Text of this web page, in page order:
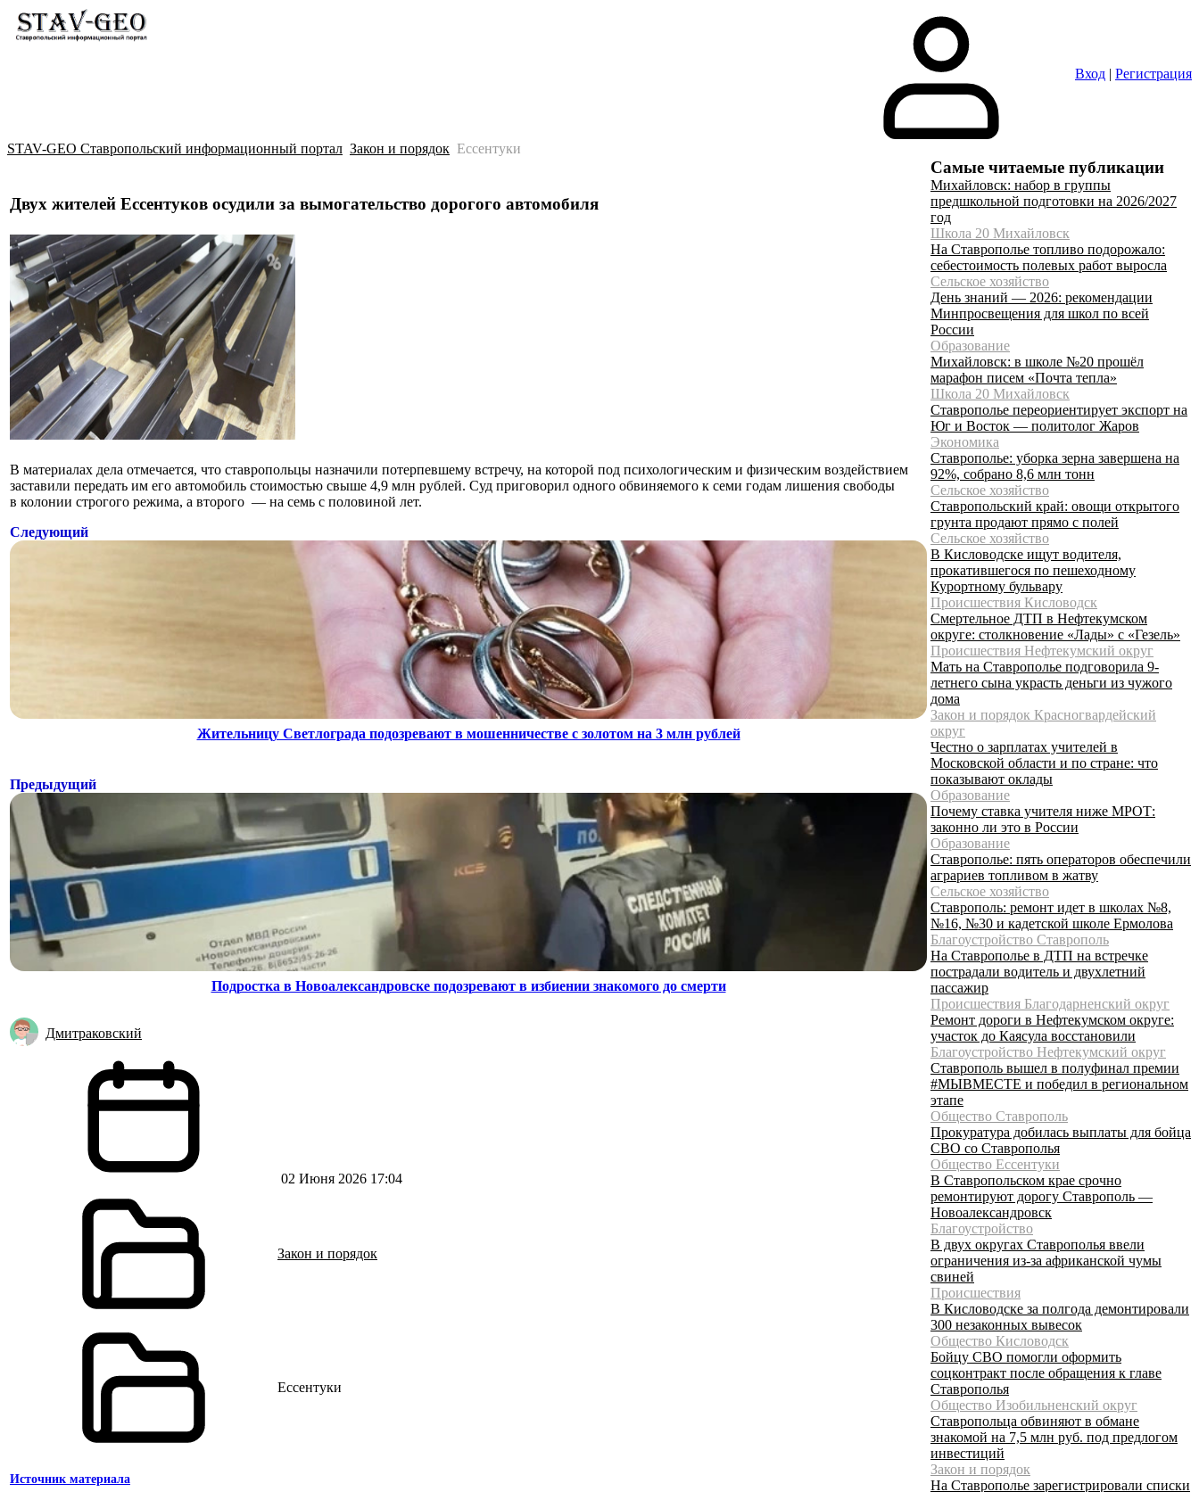
Вход | Регистрация
STAV-GEO Ставропольский информационный портал Закон и порядок Ессентуки
Двух жителей Ессентуков осудили за вымогательство дорогого автомобиля
В материалах дела отмечается, что ставропольцы назначили потерпевшему встречу, на которой под психологическим и физическим воздействием
заставили передать им его автомобиль стоимостью свыше 4,9 млн рублей. Суд приговорил одного обвиняемого к семи годам лишения свободы
в колонии строгого режима, а второго — на семь с половиной лет.
Следующий
Жительницу Светлограда подозревают в мошенничестве с золотом на 3 млн рублей
Предыдущий
Подростка в Новоалександровске подозревают в избиении знакомого до смерти
Дмитраковский
02 Июня 2026 17:04
Закон и порядок
Ессентуки
Источник материала
Самые читаемые публикации
Михайловск: набор в группы
предшкольной подготовки на 2026/2027
год
Школа 20 Михайловск
На Ставрополье топливо подорожало:
себестоимость полевых работ выросла
Сельское хозяйство
День знаний — 2026: рекомендации
Минпросвещения для школ по всей
России
Образование
Михайловск: в школе №20 прошёл
марафон писем «Почта тепла»
Школа 20 Михайловск
Ставрополье переориентирует экспорт на
Юг и Восток — политолог Жаров
Экономика
Ставрополье: уборка зерна завершена на
92%, собрано 8,6 млн тонн
Сельское хозяйство
Ставропольский край: овощи открытого
грунта продают прямо с полей
Сельское хозяйство
В Кисловодске ищут водителя,
прокатившегося по пешеходному
Курортному бульвару
Происшествия Кисловодск
Смертельное ДТП в Нефтекумском
округе: столкновение «Лады» с «Гезель»
Происшествия Нефтекумский округ
Мать на Ставрополье подговорила 9-
летнего сына украсть деньги из чужого
дома
Закон и порядок Красногвардейский
округ
Честно о зарплатах учителей в
Московской области и по стране: что
показывают оклады
Образование
Почему ставка учителя ниже МРОТ:
законно ли это в России
Образование
Ставрополье: пять операторов обеспечили
аграриев топливом в жатву
Сельское хозяйство
Ставрополь: ремонт идет в школах №8,
№16, №30 и кадетской школе Ермолова
Благоустройство Ставрополь
На Ставрополье в ДТП на встречке
пострадали водитель и двухлетний
пассажир
Происшествия Благодарненский округ
Ремонт дороги в Нефтекумском округе:
участок до Каясула восстановили
Благоустройство Нефтекумский округ
Ставрополь вышел в полуфинал премии
#МЫВМЕСТЕ и победил в региональном
этапе
Общество Ставрополь
Прокуратура добилась выплаты для бойца
СВО со Ставрополья
Общество Ессентуки
В Ставропольском крае срочно
ремонтируют дорогу Ставрополь —
Новоалександровск
Благоустройство
В двух округах Ставрополья ввели
ограничения из-за африканской чумы
свиней
Происшествия
В Кисловодске за полгода демонтировали
300 незаконных вывесок
Общество Кисловодск
Бойцу СВО помогли оформить
соцконтракт после обращения к главе
Ставрополья
Общество Изобильненский округ
Ставропольца обвиняют в обмане
знакомой на 7,5 млн руб. под предлогом
инвестиций
Закон и порядок
На Ставрополье зарегистрировали списки